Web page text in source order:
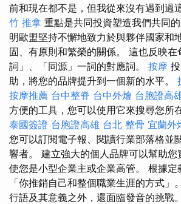
前和現在都不是，但我從來沒有遇到過
竹 推拿 重點是共同投資塑造我們共同
明歐盟堅持不懈地致力於與夥伴國家和
固、有原則和繁榮的關係。 這也反映
詞」、「同源」一詞的對應詞。 按摩
助，將您的品牌提升到一個新的水平。
按摩推薦 台中整脊 台中外燴 台胞證高
方便的工具，您可以使用它來搜尋您所
泰國簽證 台胞證高雄 台北 整骨 宜蘭外
您可以訂閱電子報、閱讀行業部落格並
響者。 建立強大的個人品牌可以幫助您
使您是小型企業主或企業高管。 根據定
「你推銷自己和整個職業生涯的方式」
行語及其意義之外，還面臨發音的挑戰